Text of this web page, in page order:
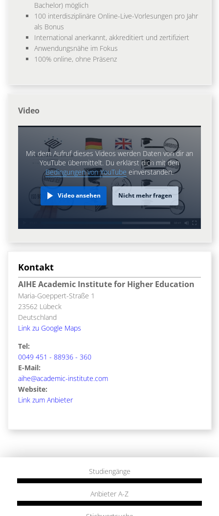
Bachelor) möglich
100 interdisziplinäre Online-Live-Vorlesungen pro Jahr
als Bonus
International anerkannt, akkreditiert und zertifiziert
Anwendungsnähe im Fokus
100% online, ohne Präsenz
Video
Mit dem Aufruf dieses Videos werden Daten von dir an
YouTube übermittelt. Du erklärst dich mit den
Bedingungen von YouTube einverstanden.
Video ansehen Nicht mehr fragen
Kontakt
AIHE Academic Institute for Higher Education
Maria-Goeppert-Straße 1
23562 Lübeck
Deutschland
Link zu Google Maps
Tel:
0049 451 - 88936 - 360
E-Mail:
aihe@academic-institute.com
Website:
Link zum Anbieter
Studiengänge
Anbieter A-Z